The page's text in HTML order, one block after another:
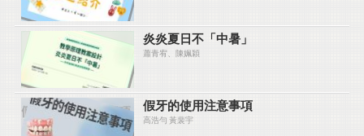
炎炎夏⽇不「中暑」
蕭青宥、陳姵穎
假牙的使用注意事項
高浩勻 黃裴宇